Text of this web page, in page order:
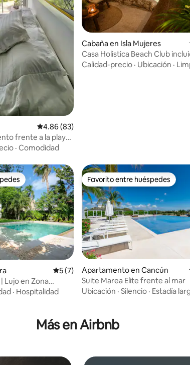
7 reseñas
Calificación promedio: 4.86 de 5, 83 reseñas
4.86 (83)
frente a la playa
· Comodidad
Cabaña en Isla Mujeres
Casa Holistica Beach Club
desayuno
Calidad-precio · Ubicación ·
4 reseñas
Calificación promedio: 5 de 5, 7 reseñas
5 (7)
| Lujo en Zona
· Hospitalidad
Favorito entre huéspedes
Favorito entre huéspedes
Apartamento en Cancún
Suite Marea Elite frente al mar
Ubicación · Silencio · Estadía
Más en Airbnb